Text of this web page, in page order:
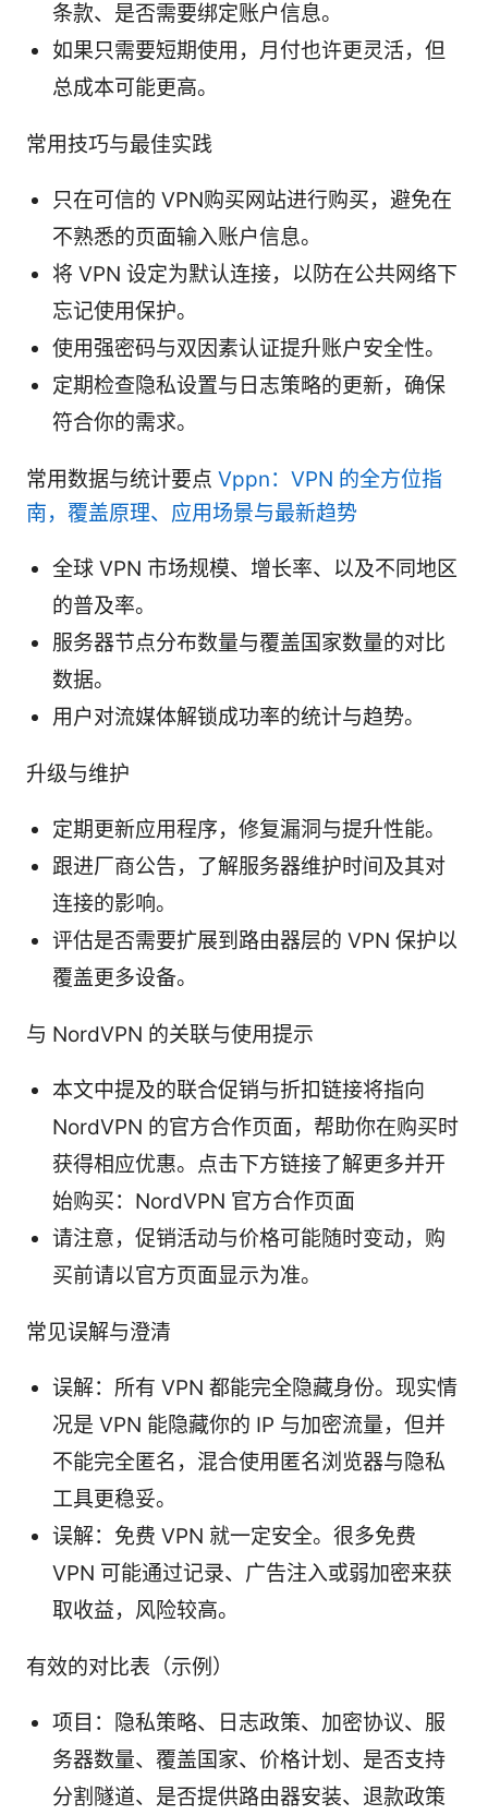
条款、是否需要绑定账户信息。
如果只需要短期使用，月付也许更灵活，但
总成本可能更高。
常用技巧与最佳实践
只在可信的 VPN购买网站进行购买，避免在
不熟悉的页面输入账户信息。
将 VPN 设定为默认连接，以防在公共网络下
忘记使用保护。
使用强密码与双因素认证提升账户安全性。
定期检查隐私设置与日志策略的更新，确保
符合你的需求。
常用数据与统计要点 Vppn：VPN 的全方位指
南，覆盖原理、应用场景与最新趋势
全球 VPN 市场规模、增长率、以及不同地区
的普及率。
服务器节点分布数量与覆盖国家数量的对比
数据。
用户对流媒体解锁成功率的统计与趋势。
升级与维护
定期更新应用程序，修复漏洞与提升性能。
跟进厂商公告，了解服务器维护时间及其对
连接的影响。
评估是否需要扩展到路由器层的 VPN 保护以
覆盖更多设备。
与 NordVPN 的关联与使用提示
本文中提及的联合促销与折扣链接将指向
NordVPN 的官方合作页面，帮助你在购买时
获得相应优惠。点击下方链接了解更多并开
始购买：NordVPN 官方合作页面
请注意，促销活动与价格可能随时变动，购
买前请以官方页面显示为准。
常见误解与澄清
误解：所有 VPN 都能完全隐藏身份。现实情
况是 VPN 能隐藏你的 IP 与加密流量，但并
不能完全匿名，混合使用匿名浏览器与隐私
工具更稳妥。
误解：免费 VPN 就一定安全。很多免费
VPN 可能通过记录、广告注入或弱加密来获
取收益，风险较高。
有效的对比表（示例）
项目：隐私策略、日志政策、加密协议、服
务器数量、覆盖国家、价格计划、是否支持
分割隧道、是否提供路由器安装、退款政策